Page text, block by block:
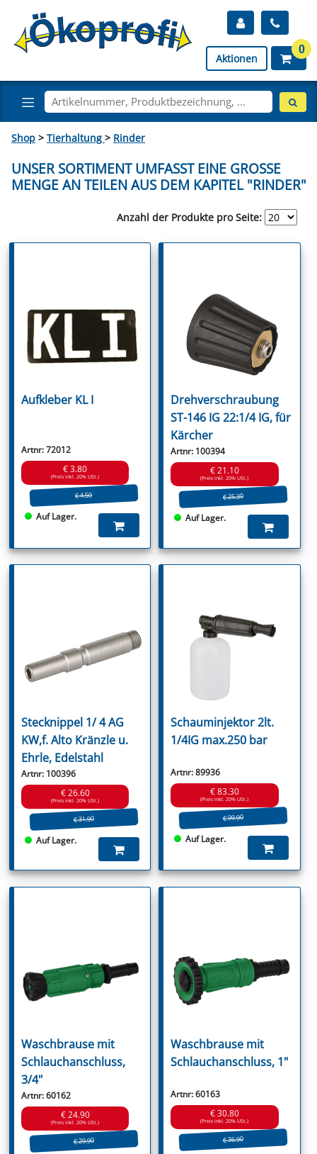
Aktionen
0
Shop > Tierhaltung > Rinder
UNSER SORTIMENT UMFASST EINE GROSSE M
ENGE AN TEILEN AUS DEM KAPITEL "RINDER"
Anzahl der Produkte pro Seite:
Aufkleber KL I
Artnr: 72012
€ 3.80
(Preis inkl. 20% USt.)
€ 4.50
Auf Lager.
Drehverschraubung
ST-146 IG 22:1/4 IG, für
Kärcher
Artnr: 100394
€ 21.10
(Preis inkl. 20% USt.)
€ 25.30
Auf Lager.
Stecknippel 1/ 4 AG
KW,f. Alto Kränzle u.
Ehrle, Edelstahl
Artnr: 100396
€ 26.60
(Preis inkl. 20% USt.)
€ 31.90
Auf Lager.
Schauminjektor 2lt.
1/4IG max.250 bar
Artnr: 89936
€ 83.30
(Preis inkl. 20% USt.)
€ 99.90
Auf Lager.
Waschbrause mit
Schlauchanschluss,
3/4"
Artnr: 60162
€ 24.90
(Preis inkl. 20% USt.)
€ 29.90
Waschbrause mit
Schlauchanschluss, 1"
Artnr: 60163
€ 30.80
(Preis inkl. 20% USt.)
€ 36.90